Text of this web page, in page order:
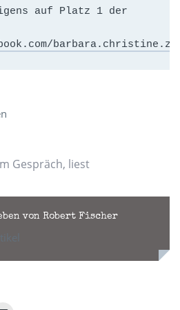
auf Platz 1 der
Gespräch, liest
von Robert Fischer